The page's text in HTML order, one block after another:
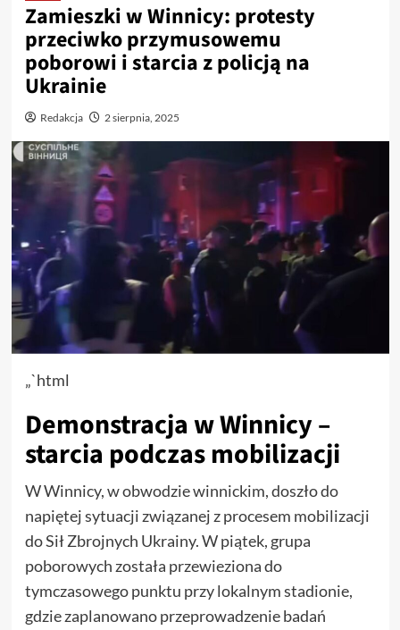
Zamieszki w Winnicy: protesty
przeciwko przymusowemu
poborowi i starcia z policją na
Ukrainie
Redakcja 2 sierpnia, 2025
„`html
Demonstracja w Winnicy –
starcia podczas mobilizacji
W Winnicy, w obwodzie winnickim, doszło do
napiętej sytuacji związanej z procesem mobilizacji
do Sił Zbrojnych Ukrainy. W piątek, grupa
poborowych została przewieziona do
tymczasowego punktu przy lokalnym stadionie,
gdzie zaplanowano przeprowadzenie badań